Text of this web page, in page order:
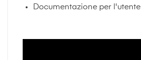
Documentazione per l'utente